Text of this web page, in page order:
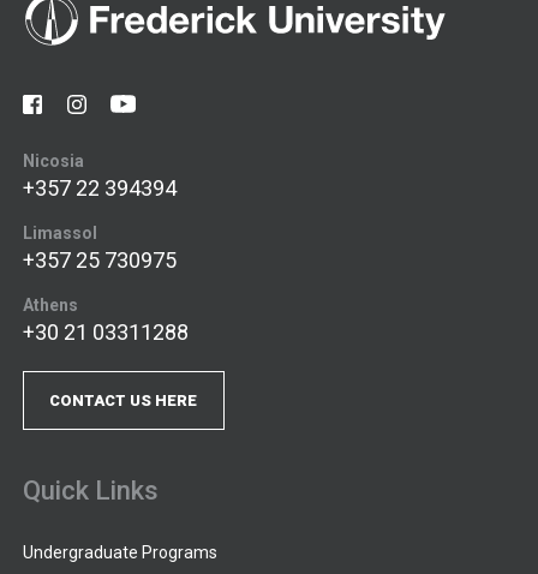
Nicosia
+357 22 394394
Limassol
+357 25 730975
Athens
+30 21 03311288
CONTACT US HERE
Quick Links
Undergraduate Programs